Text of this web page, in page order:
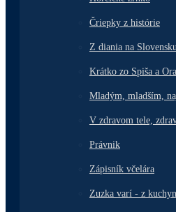
Čriepky z histórie
Z diania na
Krátko zo Spiša a
Mladým, mladším,
V zdravom tele,
Právnik
Zápisník včelára
Zuzka varí - z